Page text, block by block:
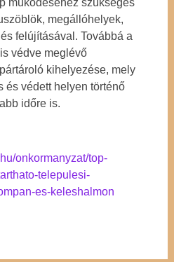
működéséhez szükséges
megállóhelyek,
felújításával. Továbbá a
védve meglévő
kihelyezése, mely
és védett helyen történő
időre is.
onkormanyzat/top-
telepulesi-
es-keleshalmon